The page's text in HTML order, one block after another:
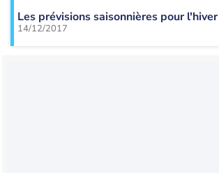
Les prévisions saisonnières pour l'hiver
14/12/2017